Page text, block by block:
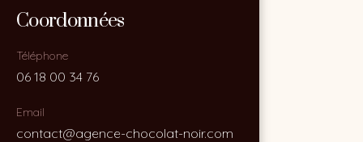
Coordonnées
Téléphone
06 18 00 34 76
Email
contact@agence-chocolat-noir.com
Coordonnées
Téléphone
06 18 00 34 76
Email
contact@agence-chocolat-noir.com